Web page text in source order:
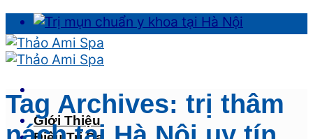
Skip
to
content
Giới Thiệu
Tag Archives: trị thâm